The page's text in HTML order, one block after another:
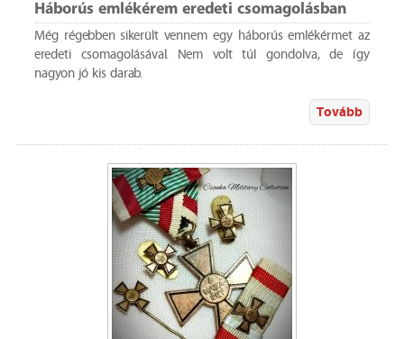
Háborús emlékérem eredeti csomagolásban
Még régebben sikerült vennem egy háborús emlékérmet az
eredeti csomagolásával. Nem volt túl gondolva, de így
nagyon jó kis darab.
Tovább